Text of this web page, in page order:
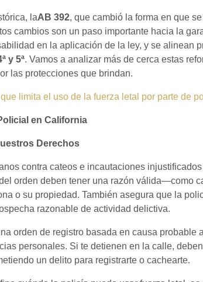
laAB 392, que cambió la forma en que
cambios son un paso importante hacia la
en la aplicación de la ley, y se alinean
y 5ª. Vamos a analizar más de cerca estas
las protecciones que brindan.
limita el uso de la fuerza letal por parte de
en California
Derechos
contra cateos e incautaciones
orden deben tener una razón válida—como
o su propiedad. También asegura que la
razonable de actividad delictiva.
orden de registro basada en causa probable
personales. Si te detienen en la calle,
un delito para registrarte o cachearte.